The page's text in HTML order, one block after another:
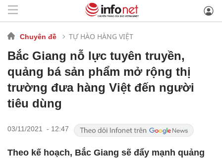
Chuyên đề TỰ HÀO HÀNG VIỆT
Bắc Giang nỗ lực tuyên truyền,
quảng bá sản phẩm mở rộng thị
trường đưa hàng Việt đến người
tiêu dùng
03/11/2021 - 12:47
Theo kế hoạch, Bắc Giang sẽ đẩy mạnh quảng